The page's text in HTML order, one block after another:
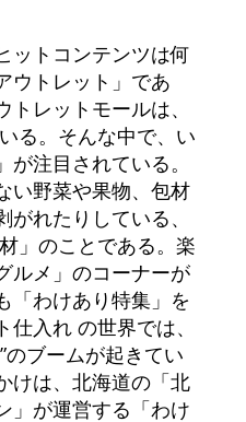
ットコンテンツは何
ウトレット」であ
レットモールは、
る。そんな中で、い
注目されている。
い野菜や果物、包材
れたりしている、
」のことである。楽
ルメ」のコーナーが
「わけあり特集」を
入れ の世界では、
のブームが起きてい
けは、北海道の「北
」が運営する「わけ